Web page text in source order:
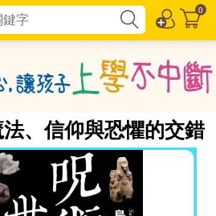
0
、信仰與恐懼的交錯